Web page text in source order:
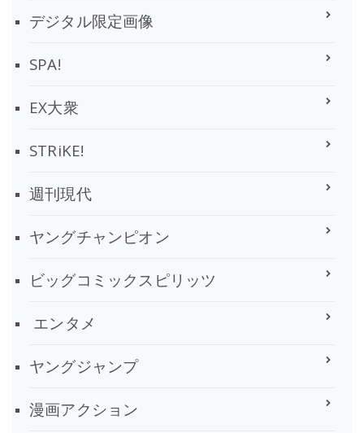
デジタル限定画像
SPA!
EX大衆
STRiKE!
週刊現代
ヤングチャンピオン
ビッグコミックスピリッツ
エンタメ
ヤングジャンプ
漫画アクション